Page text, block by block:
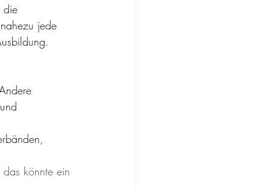
die
jede
könnte ein